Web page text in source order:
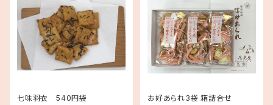
七味羽衣 540円袋 お好あられ3袋 箱詰合せ